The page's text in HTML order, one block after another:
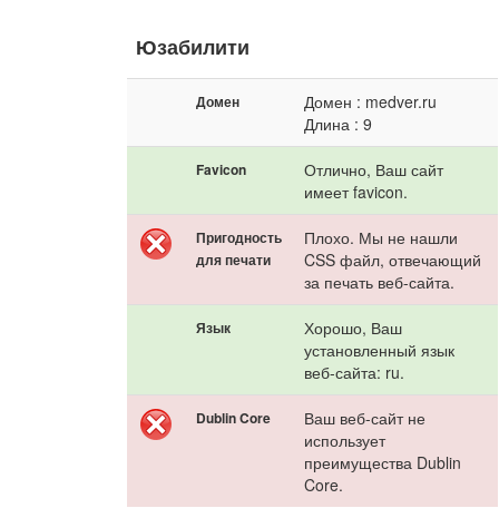
Юзабилити
Домен
Домен : medver.ru
Длина : 9
Favicon
Отлично, Ваш сайт
имеет favicon.
Пригодность
для печати
Плохо. Мы не нашли
CSS файл, отвечающий
за печать веб-сайта.
Язык
Хорошо, Ваш
установленный язык
веб-сайта: ru.
Dublin Core
Ваш веб-сайт не
использует
преимущества Dublin
Core.